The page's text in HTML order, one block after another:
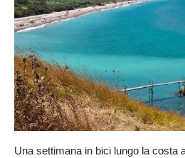
Una settimana in bici lungo la costa